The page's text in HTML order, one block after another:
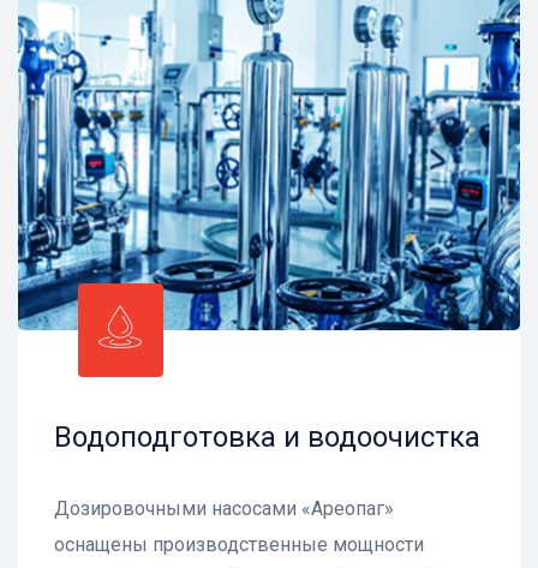
Водоподготовка и водоочистка
Дозировочными насосами «Ареопаг»
оснащены производственные мощности